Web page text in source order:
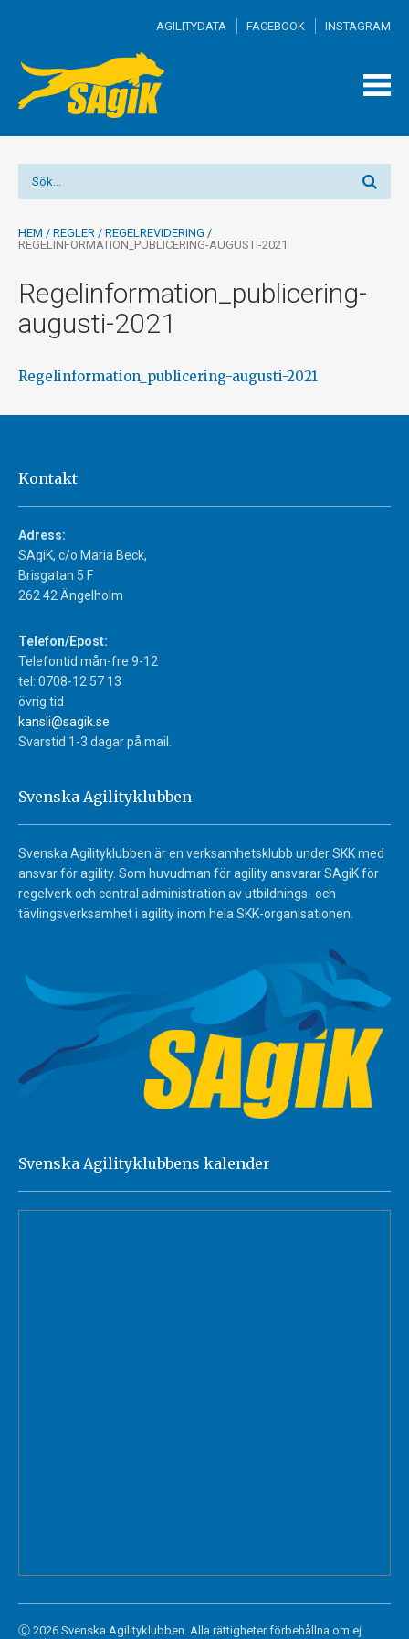
AGILITYDATA FACEBOOK INSTAGRAM
HEM / REGLER / REGELREVIDERING /
REGELINFORMATION_PUBLICERING-AUGUSTI-2021
Regelinformation_publicering-
augusti-2021
Regelinformation_publicering-augusti-2021
Kontakt
Adress:
SAgiK, c/o Maria Beck,
Brisgatan 5 F
262 42 Ängelholm
Telefon/Epost:
Telefontid mån-fre 9-12
tel: 0708-12 57 13
övrig tid
kansli@sagik.se
Svarstid 1-3 dagar på mail.
Svenska Agilityklubben
Svenska Agilityklubben är en verksamhetsklubb under SKK med
ansvar för agility. Som huvudman för agility ansvarar SAgiK för
regelverk och central administration av utbildnings- och
tävlingsverksamhet i agility inom hela SKK-organisationen.
Svenska Agilityklubbens kalender
Ⓒ 2026 Svenska Agilityklubben. Alla rättigheter förbehållna om ej